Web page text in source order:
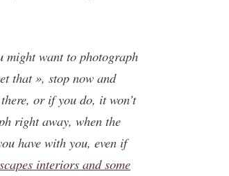
might want to photograph
that », stop now and
or if you do, it won’t
right away, when the
have with you, even if
interiors and some